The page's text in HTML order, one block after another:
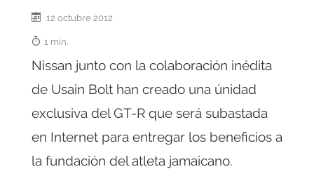
12 octubre 2012
1 min.
Nissan junto con la colaboración inédita
de Usain Bolt han creado una únidad
exclusiva del GT-R que será subastada
en Internet para entregar los beneficios a
la fundación del atleta jamaicano.